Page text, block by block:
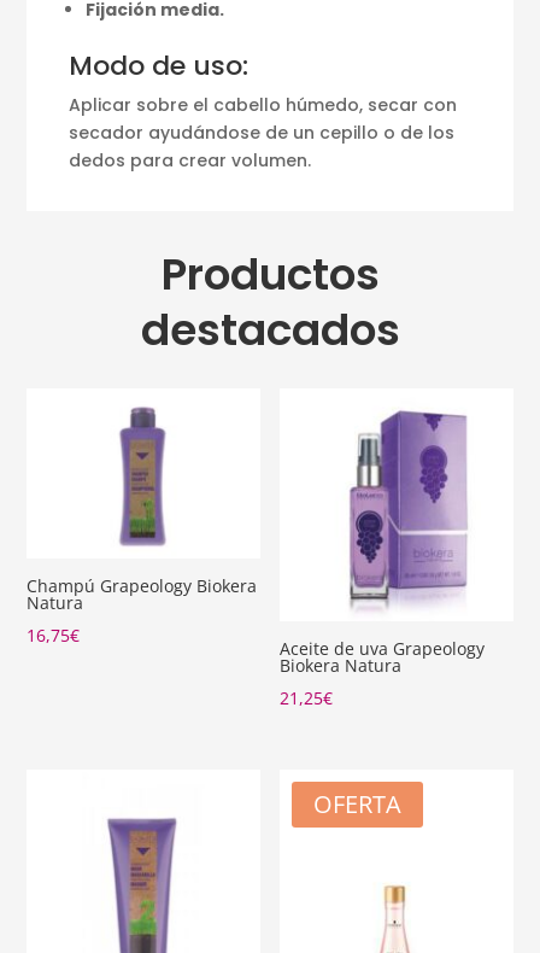
Fijación media.
Modo de uso:
Aplicar sobre el cabello húmedo, secar con
secador ayudándose de un cepillo o de los
dedos para crear volumen.
Productos
destacados
Champú Grapeology Biokera
Natura
16,75€
Aceite de uva Grapeology
Biokera Natura
21,25€
OFERTA